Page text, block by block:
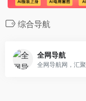
综合导航
全网导航